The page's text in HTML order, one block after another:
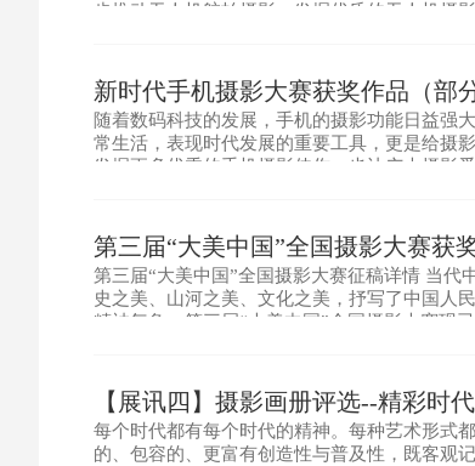
步推动无人机航拍摄影，发掘优质的无人机摄
新时代手机摄影大赛获奖作品（部
随着数码科技的发展，手机的摄影功能日益强
常生活，表现时代发展的重要工具，更是给摄
发掘更多优秀的手机摄影佳作。也让广大摄影
第三届“大美中国”全国摄影大赛获
第三届“大美中国”全国摄影大赛征稿详情 当
史之美、山河之美、文化之美，抒写了中国人
精神气象，第三届“大美中国”全国摄影大赛现
【展讯四】摄影画册评选--精彩时
每个时代都有每个时代的精神。每种艺术形式
的、包容的、更富有创造性与普及性，既客观